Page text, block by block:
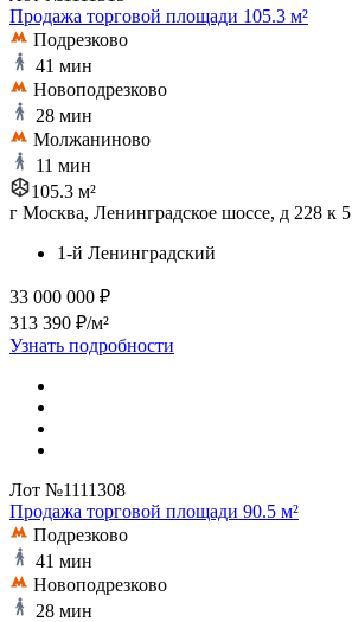
Продажа торговой площади 105.3 м²
Подрезково
41 мин
Новоподрезково
28 мин
Молжаниново
11 мин
105.3 м²
г Москва, Ленинградское шоссе, д 228 к 5
1-й Ленинградский
33 000 000 ₽
313 390 ₽/м²
Узнать подробности
Лот №1111308
Продажа торговой площади 90.5 м²
Подрезково
41 мин
Новоподрезково
28 мин